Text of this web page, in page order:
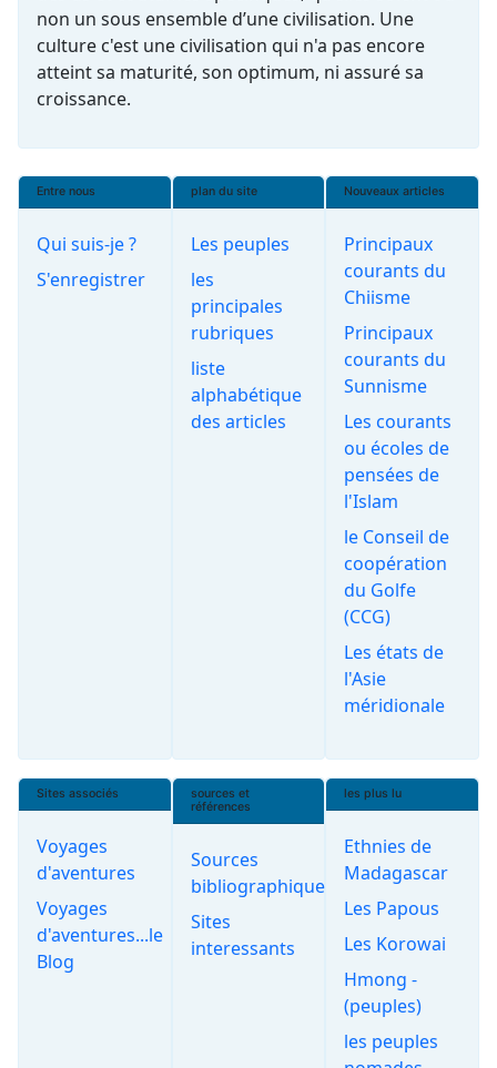
non un sous ensemble d’une civilisation. Une
culture c'est une civilisation qui n'a pas encore
atteint sa maturité, son optimum, ni assuré sa
croissance.
Entre nous
Qui suis-je ?
S'enregistrer
plan du site
Les peuples
les
principales
rubriques
liste
alphabétique
des articles
Nouveaux articles
Principaux
courants du
Chiisme
Principaux
courants du
Sunnisme
Les courants
ou écoles de
pensées de
l'Islam
le Conseil de
coopération
du Golfe
(CCG)
Les états de
l'Asie
méridionale
Sites associés
Voyages
d'aventures
Voyages
d'aventures...le
Blog
sources et
références
Sources
bibliographiques
Sites
interessants
les plus lu
Ethnies de
Madagascar
Les Papous
Les Korowai
Hmong -
(peuples)
les peuples